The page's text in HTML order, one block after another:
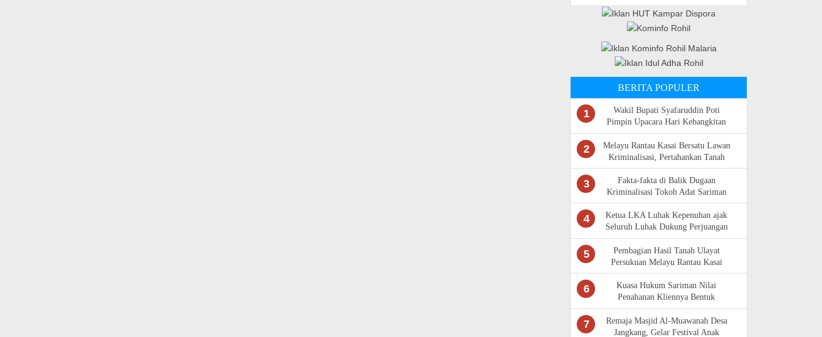
BERITA POPULER
1
Wakil Bupati Syafaruddin Poti
Pimpin Upacara Hari Kebangkitan
Nasional Ke -118 di Rokan Hulu
2
Melayu Rantau Kasai Bersatu Lawan
Kriminalisasi, Pertahankan Tanah
Ulayat
3
Fakta-fakta di Balik Dugaan
Kriminalisasi Tokoh Adat Sariman
Siregar
4
Ketua LKA Luhak Kepenuhan ajak
Seluruh Luhak Dukung Perjuangan
Masyarakat Adat Rantau Kasai
5
Pembagian Hasil Tanah Ulayat
Persukuan Melayu Rantau Kasai
Sempat Diwarnai Kericuhan
6
Kuasa Hukum Sariman Nilai
Penahanan Kliennya Bentuk
Kriminalisasi,Bantah Isu Tunggangan
LAM Riau
7
Remaja Masjid Al-Muawanah Desa
Jangkang, Gelar Festival Anak